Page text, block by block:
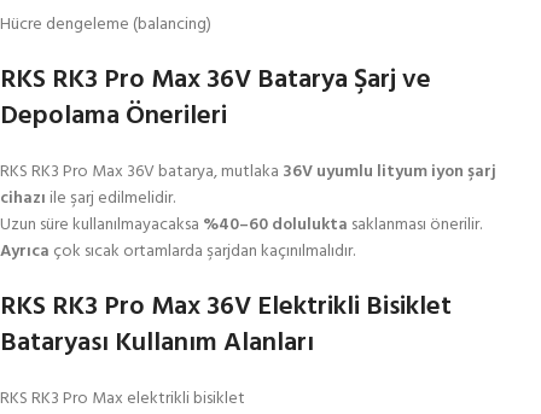
Hücre dengeleme (balancing)
RKS RK3 Pro Max 36V Batarya Şarj ve
Depolama Önerileri
RKS RK3 Pro Max 36V batarya, mutlaka 36V uyumlu lityum iyon şarj
cihazı ile şarj edilmelidir.
Uzun süre kullanılmayacaksa %40–60 dolulukta saklanması önerilir.
Ayrıca çok sıcak ortamlarda şarjdan kaçınılmalıdır.
RKS RK3 Pro Max 36V Elektrikli Bisiklet
Bataryası Kullanım Alanları
RKS RK3 Pro Max elektrikli bisiklet